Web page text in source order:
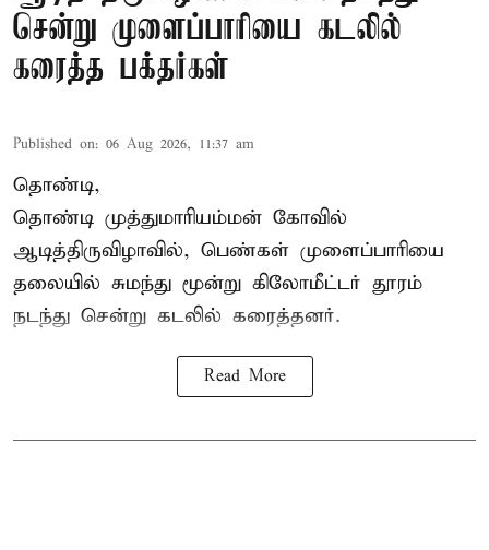
சென்று முளைப்பாரியை கடலில்
கரைத்த பக்தர்கள்
Published on: 06 Aug 2026, 11:37 am
தொண்டி,
தொண்டி முத்துமாரியம்மன் கோவில்
ஆடித்திருவிழாவில், பெண்கள் முளைப்பாரியை
தலையில் சுமந்து மூன்று கிலோமீட்டர் தூரம்
நடந்து சென்று கடலில் கரைத்தனர்.
Read More